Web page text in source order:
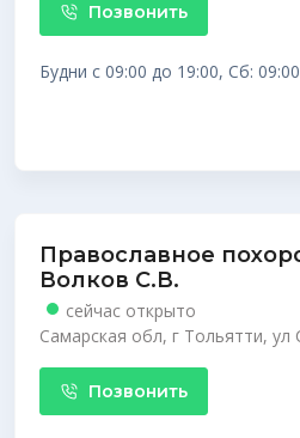
Позвонить
Будни с 09:00 до 19:00, Сб:
Православное
Волков С.В.
сейчас открыто
Самарская обл, г Тольятти, ул
Позвонить